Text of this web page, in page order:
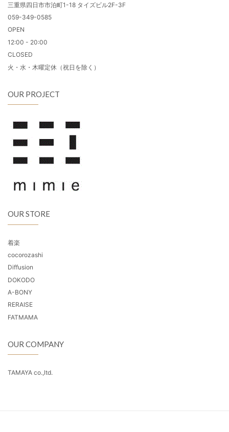
三重県四日市市泊町1-18 タイズビル2F-3F
059-349-0585
OPEN
12:00 - 20:00
CLOSED
火・水・木曜定休（祝日を除く）
OUR PROJECT
OUR STORE
着楽
cocorozashi
Diffusion
DOKODO
A-BONY
RERAISE
FATMAMA
OUR COMPANY
TAMAYA co.,ltd.